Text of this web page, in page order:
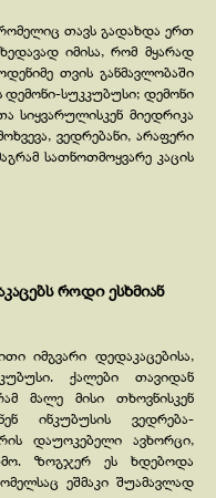
რომელიც თავს გადახდა ერთ
იმისა, რომ მყარად
თვის განმავლობაში
დემონი-სუკკუბუსი; დემონი
სიყვარულისკენ მიედრიკა
ვედრებანი, არაფერი
სათნოთმოყვარე კაცის
როდი ესხმიან
იმგვარი დედაკაცებისა,
ქალები თავიდან
მალე მისი თხოვნისკენ
ინკუბუსის ვედრება-
დაუოკებელი ავხორცი,
ზოგჯერ ეს ხდებოდა
ეშმაკი შუამავლად